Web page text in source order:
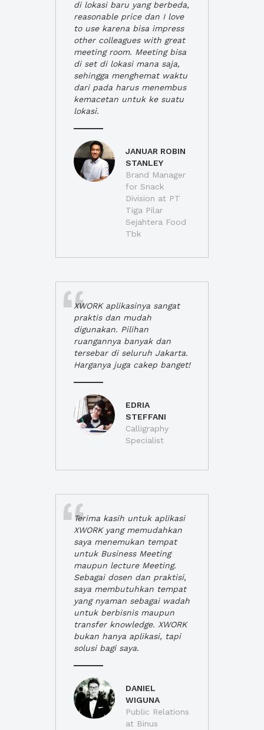
di lokasi baru yang berbeda,
reasonable price dan I love
to use karena bisa impress
other colleagues with great
meeting room. Meeting bisa
di set di lokasi mana saja,
sehingga menghemat waktu
dari pada harus menembus
kemacetan untuk ke suatu
lokasi.
JANUAR ROBIN
STANLEY
Brand Manager
for Snack
Division at PT
Tiga Pilar
Sejahtera Food
Tbk
XWORK aplikasinya sangat
praktis dan mudah
digunakan. Pilihan
ruangannya banyak dan
tersebar di seluruh Jakarta.
Harganya juga cakep banget!
EDRIA
STEFFANI
Calligraphy
Specialist
Terima kasih untuk aplikasi
XWORK yang memudahkan
saya menemukan tempat
untuk Business Meeting
maupun lecture Meeting.
Sebagai dosen dan praktisi,
saya membutuhkan tempat
yang nyaman sebagai wadah
untuk berbisnis maupun
transfer knowledge. XWORK
bukan hanya aplikasi, tapi
solusi bagi saya.
DANIEL
WIGUNA
Public Relations
at Binus